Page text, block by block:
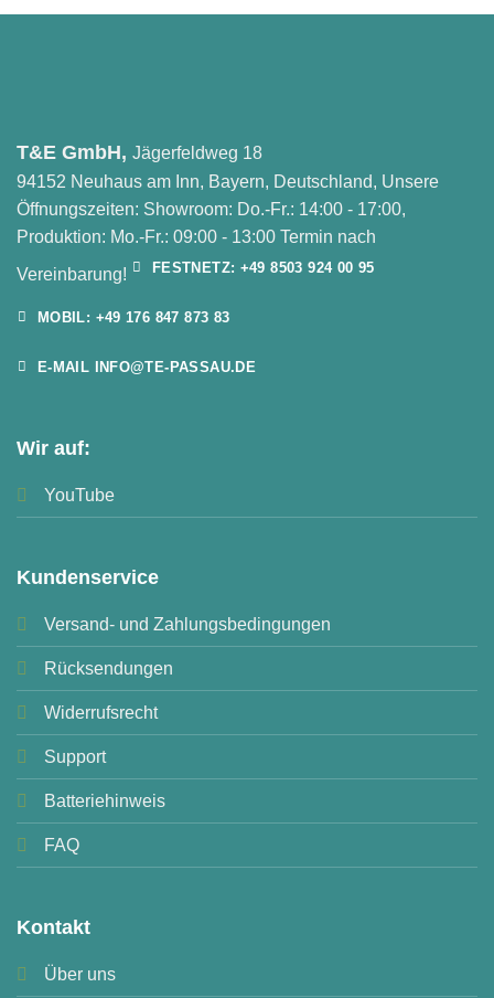
T&E GmbH, Jägerfeldweg 18
94152 Neuhaus am Inn, Bayern, Deutschland, Unsere
Öffnungszeiten: Showroom: Do.-Fr.: 14:00 - 17:00,
Produktion: Mo.-Fr.: 09:00 - 13:00 Termin nach
Vereinbarung!
FESTNETZ: +49 8503 924 00 95
MOBIL: +49 176 847 873 83
E-MAIL INFO@TE-PASSAU.DE
Wir auf:
YouTube
Kundenservice
Versand- und Zahlungsbedingungen
Rücksendungen
Widerrufsrecht
Support
Batteriehinweis
FAQ
Kontakt
Über uns